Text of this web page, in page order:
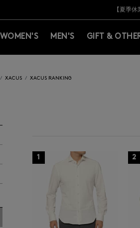
新規登録のお客様も対象！＜MY BARNEYS
【夏季
熊本
新規登録のお客様も対象！＜MY BARNEYS
【夏季
WOMEN'S MEN'S GIFT &
XACUS XACUS RANKING
1 2